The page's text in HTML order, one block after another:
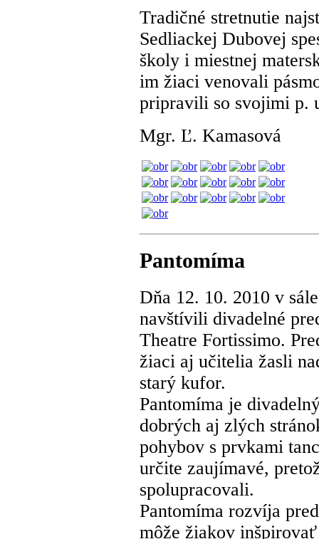
Tradičné stretnutie
Sedliackej Dubovej
školy i miestnej
im žiaci venovali
pripravili so svojimi p.
Mgr. Ľ. Kamasová
Pantomíma
Dňa 12. 10. 2010 v
navštívili divadelné
Theatre Fortissimo.
žiaci aj učitelia žasli
starý kufor.
Pantomíma je
dobrých aj zlých
pohybov s prvkami
určite zaujímavé,
spolupracovali.
Pantomíma rozvíja
môže žiakov